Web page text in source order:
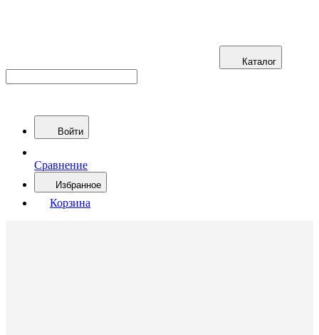
Каталог
Войти
Сравнение
Избранное
Корзина